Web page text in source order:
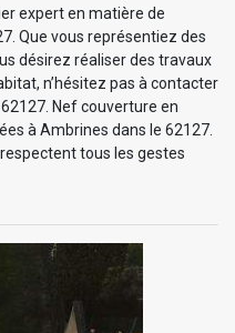
expert en matière de
Que vous représentiez des
désirez réaliser des travaux
n’hésitez pas à contacter
Nef couverture en
à Ambrines dans le 62127.
tous les gestes